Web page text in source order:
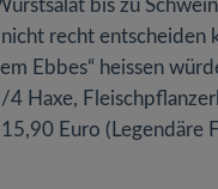
bis zu
recht
Ebbes“ heissen
Haxe,
Euro (Legendäre